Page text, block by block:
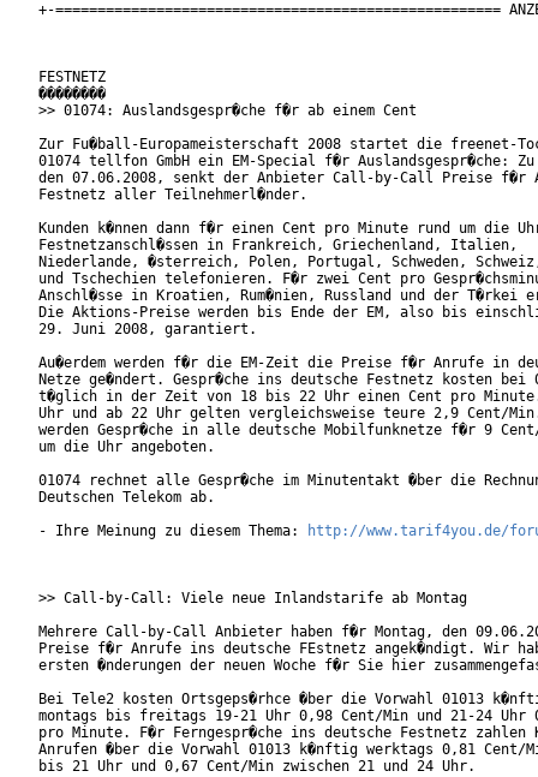
+-=====================================================
FESTNETZ
��������
>> 01074: Auslandsgespr�che f�r ab einem Cent
Zur Fu�ball-Europameisterschaft 2008 startet die freenet-
01074 tellfon GmbH ein EM-Special f�r Auslandsgespr�che: Zu
den 07.06.2008, senkt der Anbieter Call-by-Call Preise f�r
Festnetz aller Teilnehmerl�nder.
Kunden k�nnen dann f�r einen Cent pro Minute rund um die
Festnetzanschl�ssen in Frankreich, Griechenland, Italien,
Niederlande, �sterreich, Polen, Portugal, Schweden,
und Tschechien telefonieren. F�r zwei Cent pro
Anschl�sse in Kroatien, Rum�nien, Russland und der T�rkei
Die Aktions-Preise werden bis Ende der EM, also bis
29. Juni 2008, garantiert.
Au�erdem werden f�r die EM-Zeit die Preise f�r Anrufe in
Netze ge�ndert. Gespr�che ins deutsche Festnetz kosten bei
t�glich in der Zeit von 18 bis 22 Uhr einen Cent pro
Uhr und ab 22 Uhr gelten vergleichsweise teure 2,9 Cent/Min.
werden Gespr�che in alle deutsche Mobilfunknetze f�r 9
um die Uhr angeboten.
01074 rechnet alle Gespr�che im Minutentakt �ber die
Deutschen Telekom ab.
- Ihre Meinung zu diesem Thema:
http://www.tarif4you.de/
>> Call-by-Call: Viele neue Inlandstarife ab Montag
Mehrere Call-by-Call Anbieter haben f�r Montag, den
Preise f�r Anrufe ins deutsche FEstnetz angek�ndigt. Wir
ersten �nderungen der neuen Woche f�r Sie hier
Bei Tele2 kosten Ortsgeps�rhce �ber die Vorwahl 01013
montags bis freitags 19-21 Uhr 0,98 Cent/Min und 21-24 Uhr
pro Minute. F�r Ferngespr�che ins deutsche Festnetz zahlen
Anrufen �ber die Vorwahl 01013 k�nftig werktags 0,81 Cent/
bis 21 Uhr und 0,67 Cent/Min zwischen 21 und 24 Uhr.